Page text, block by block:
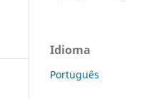
Idioma
Português